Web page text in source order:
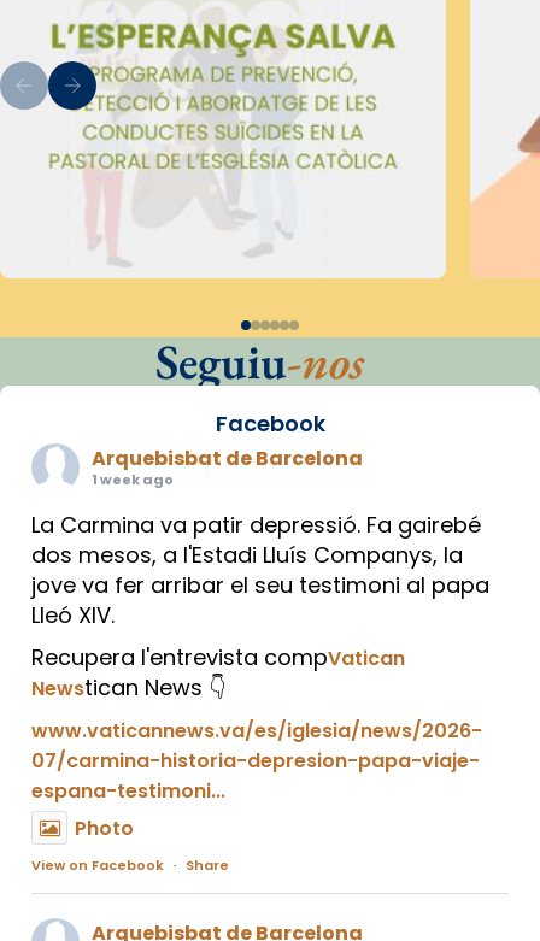
Seguiu-nos
Facebook
Arquebisbat de Barcelona
1 week ago
La Carmina va patir depressió. Fa gairebé
dos mesos, a l'Estadi Lluís Companys, la
jove va fer arribar el seu testimoni al papa
Lleó XIV.
Recupera l'entrevista compVatican
Newstican News 👇
www.vaticannews.va/es/iglesia/news/2026-
07/carmina-historia-depresion-papa-viaje-
espana-testimoni...
Photo
View on Facebook · Share
Arquebisbat de Barcelona